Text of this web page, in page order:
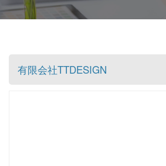
有限会社TTDESIGN